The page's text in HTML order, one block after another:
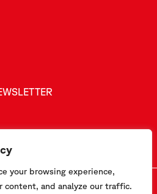
your browsing experience,
content, and analyze our traffic.
– REA: 1413159 – Share Cap. €99.000,00